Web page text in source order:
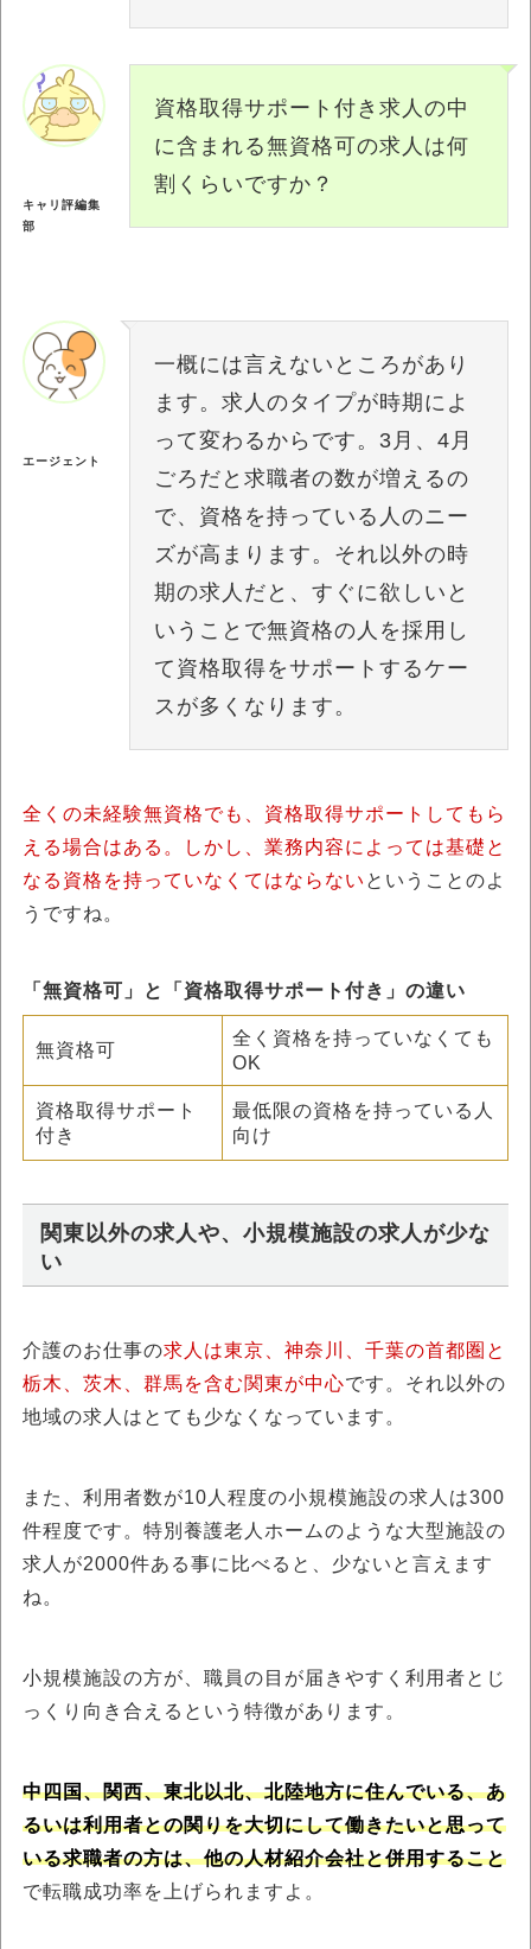
資格取得サポート付き求人の中
に含まれる無資格可の求人は何
割くらいですか？
キャリ評編集
部
エージェント
一概には言えないところがあり
ます。求人のタイプが時期によ
って変わるからです。3月、4月
ごろだと求職者の数が増えるの
で、資格を持っている人のニー
ズが高まります。それ以外の時
期の求人だと、すぐに欲しいと
いうことで無資格の人を採用し
て資格取得をサポートするケー
スが多くなります。
全くの未経験無資格でも、資格取得サポートしてもら
える場合はある。しかし、業務内容によっては基礎と
なる資格を持っていなくてはならない ということのよ
うですね。
「無資格可」と「資格取得サポート付き」の違い
無資格可
全く資格を持っていなくても
OK
資格取得サポート
付き
最低限の資格を持っている人
向け
関東以外の求人や、小規模施設の求人が少な
い
介護のお仕事の求人は東京、神奈川、千葉の首都圏と
栃木、茨木、群馬を含む関東が中心です。それ以外の
地域の求人はとても少なくなっています。
また、利用者数が10人程度の小規模施設の求人は300
件程度です。特別養護老人ホームのような大型施設の
求人が2000件ある事に比べると、少ないと言えます
ね。
小規模施設の方が、職員の目が届きやすく利用者とじ
っくり向き合えるという特徴があります。
中四国、関西、東北以北、北陸地方に住んでいる、あ
るいは利用者との関りを大切にして働きたいと思って
いる求職者の方は、他の人材紹介会社と併用すること
で転職成功率を上げられますよ。